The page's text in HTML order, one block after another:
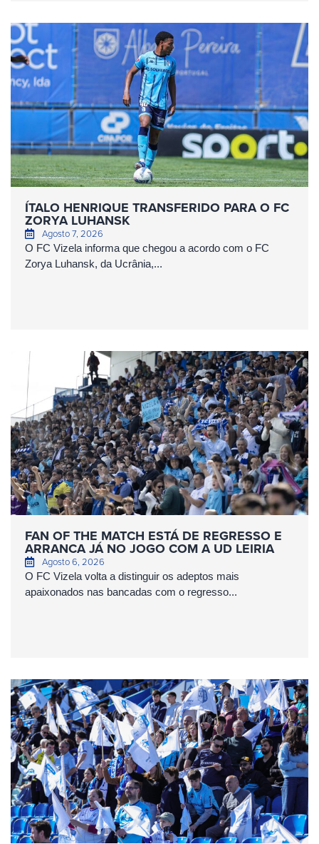
ÍTALO HENRIQUE TRANSFERIDO PARA O FC
ZORYA LUHANSK
Agosto 7, 2026
O FC Vizela informa que chegou a acordo com o FC
Zorya Luhansk, da Ucrânia,...
FAN OF THE MATCH ESTÁ DE REGRESSO E
ARRANCA JÁ NO JOGO COM A UD LEIRIA
Agosto 6, 2026
O FC Vizela volta a distinguir os adeptos mais
apaixonados nas bancadas com o regresso...